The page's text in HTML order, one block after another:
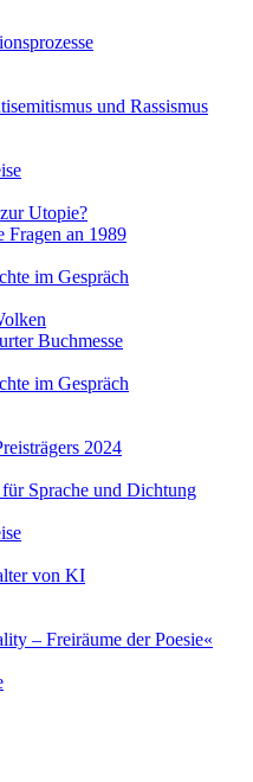
und Rassismus
Utopie?
Fragen an 1989
im Gespräch
Buchmesse
im Gespräch
2024
Sprache und Dichtung
von KI
– Freiräume der Poesie«